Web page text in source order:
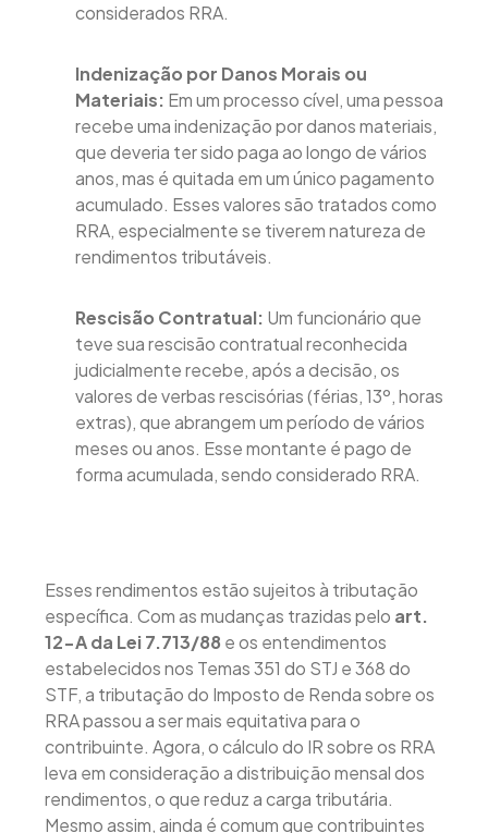
considerados RRA.
Indenização por Danos Morais ou
Materiais: Em um processo cível, uma pessoa
recebe uma indenização por danos materiais,
que deveria ter sido paga ao longo de vários
anos, mas é quitada em um único pagamento
acumulado. Esses valores são tratados como
RRA, especialmente se tiverem natureza de
rendimentos tributáveis.
Rescisão Contratual: Um funcionário que
teve sua rescisão contratual reconhecida
judicialmente recebe, após a decisão, os
valores de verbas rescisórias (férias, 13º, horas
extras), que abrangem um período de vários
meses ou anos. Esse montante é pago de
forma acumulada, sendo considerado RRA.
Esses rendimentos estão sujeitos à tributação
específica. Com as mudanças trazidas pelo art.
12-A da Lei 7.713/88 e os entendimentos
estabelecidos nos Temas 351 do STJ e 368 do
STF, a tributação do Imposto de Renda sobre os
RRA passou a ser mais equitativa para o
contribuinte. Agora, o cálculo do IR sobre os RRA
leva em consideração a distribuição mensal dos
rendimentos, o que reduz a carga tributária.
Mesmo assim, ainda é comum que contribuintes